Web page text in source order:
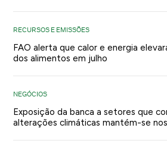
RECURSOS E EMISSÕES
FAO alerta que calor e energia
dos alimentos em julho
NEGÓCIOS
Exposição da banca a setores que
alterações climáticas mantém-se